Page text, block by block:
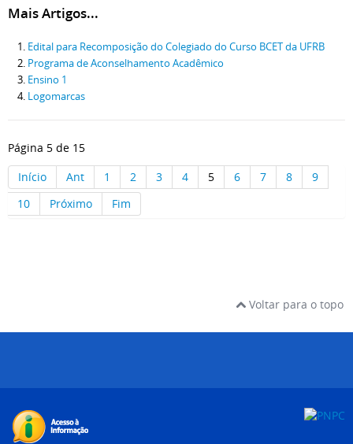
Mais Artigos...
Edital para Recomposição do Colegiado do Curso BCET da UFRB
Programa de Aconselhamento Acadêmico
Ensino 1
Logomarcas
Página 5 de 15
Início
Ant 1 2 3 4 5 6 7 8
9
10
Próximo Fim
Voltar para o topo